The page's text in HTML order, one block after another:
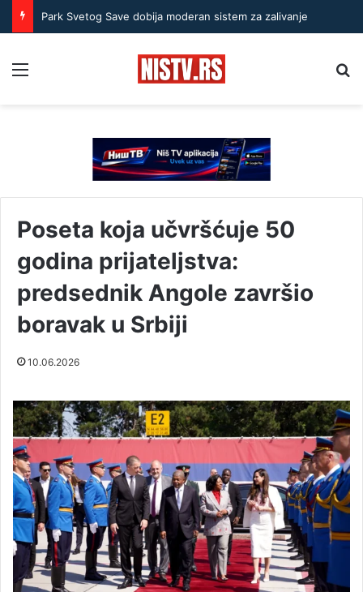
Park Svetog Save dobija moderan sistem za zalivanje
Poseta koja učvršćuje 50
godina prijateljstva:
predsednik Angole završio
boravak u Srbiji
10.06.2026